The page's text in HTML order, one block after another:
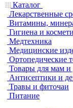
Каталог
Лекарственные
Витамины,
Гигиена и
Медтехника
Медицинские
Ортопедические
Товары для мам и
Антисептики и
Травы и фиточаи
Питание